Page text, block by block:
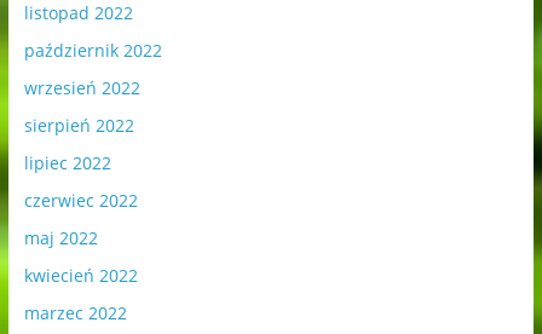
listopad 2022
październik 2022
wrzesień 2022
sierpień 2022
lipiec 2022
czerwiec 2022
maj 2022
kwiecień 2022
marzec 2022